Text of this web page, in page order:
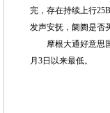
完，存在持续上行
发声安抚，阛阓是否
摩根大通好意思国
月3日以来最低。